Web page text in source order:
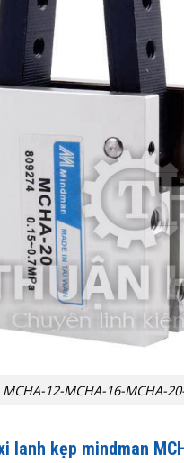
12-MCHA-16-MCHA-
lanh kẹp mindman